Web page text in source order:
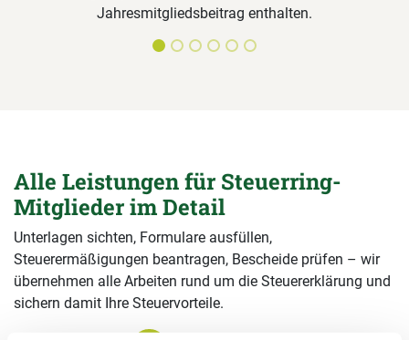
Jahresmitgliedsbeitrag enthalten.
Alle Leistungen für Steuerring-
Mitglieder im Detail
Unterlagen sichten, Formulare ausfüllen,
Steuerermäßigungen beantragen, Bescheide prüfen – wir
übernehmen alle Arbeiten rund um die Steuererklärung und
sichern damit Ihre Steuervorteile.